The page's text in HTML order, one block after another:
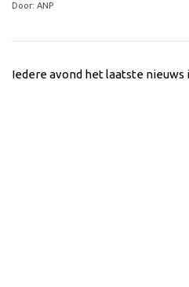
Door: ANP
Iedere avond het laatste nieuws